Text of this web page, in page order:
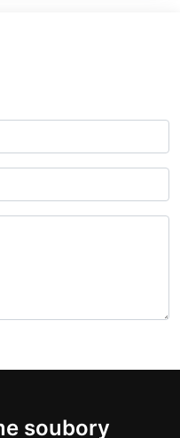
soubory